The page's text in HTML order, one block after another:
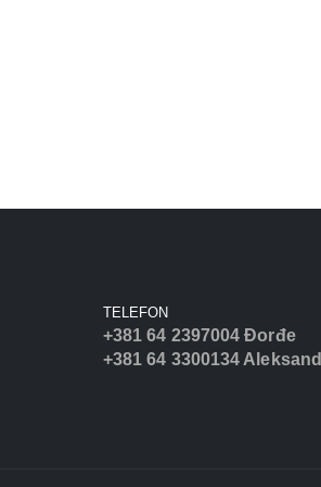
TELEFON
+381 64 2397004 Đorđe
+381 64 3300134